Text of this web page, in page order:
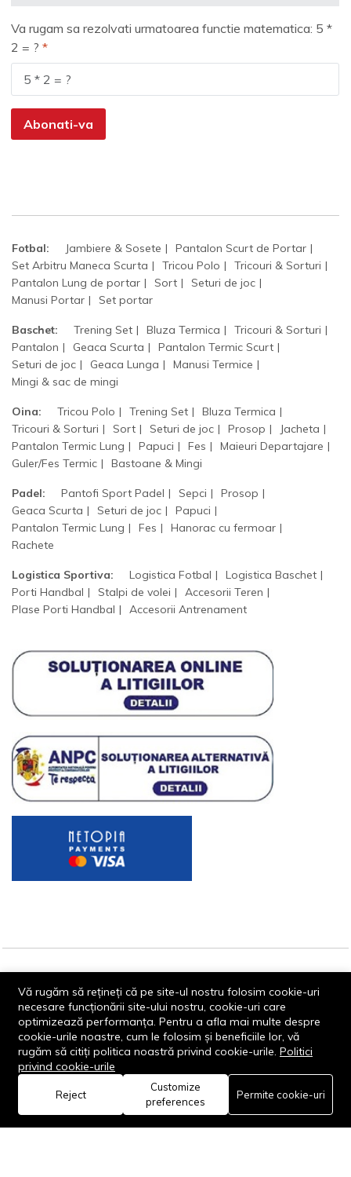
Va rugam sa rezolvati urmatoarea functie matematica: 5 *
2 = ?
Abonati-va
Fotbal: Jambiere & Sosete
Pantalon Scurt de Portar
Set Arbitru Maneca Scurta
Tricou Polo
Tricouri & Sorturi
Pantalon Lung de portar
Sort
Seturi de joc
Manusi Portar
Set portar
Baschet: Trening Set Bluza Termica
Tricouri & Sorturi
Pantalon
Geaca Scurta
Pantalon Termic Scurt
Seturi de joc
Geaca Lunga
Manusi Termice
Mingi & sac de mingi
Oina: Tricou Polo Trening Set
Bluza Termica
Tricouri & Sorturi
Sort Seturi de joc Prosop
Jacheta
Pantalon Termic Lung
Papuci Fes
Maieuri Departajare
Guler/Fes Termic
Bastoane & Mingi
Padel: Pantofi Sport Padel Sepci
Prosop
Geaca Scurta
Seturi de joc
Papuci
Pantalon Termic Lung
Fes
Hanorac cu fermoar
Rachete
Logistica Sportiva: Logistica Fotbal
Logistica Baschet
Porti Handbal
Stalpi de volei
Accesorii Teren
Plase Porti Handbal
Accesorii Antrenament
© 2013-2026 - Dornik Total Services S.R.L. CUI 32211812
Reg.Com. J13/1996/2013, Str. Transilvaniei, Nr. 19A
Rămâi conectat:
Acasă Categorie
0
Coș Favorite Cont
Vă rugăm să rețineți că pe site-ul nostru folosim cookie-uri
necesare funcționării site-ului nostru, cookie-uri care
optimizează performanța. Pentru a afla mai multe despre
cookie-urile noastre, cum le folosim și beneficiile lor, vă
rugăm să citiți politica noastră privind cookie-urile. Politici
privind cookie-urile
Reject
Customize
preferences
Permite cookie-uri